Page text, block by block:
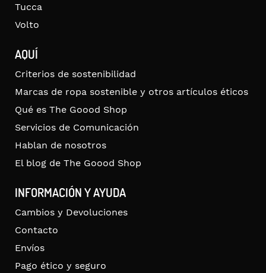
Tucca
Volto
AQUÍ
Criterios de sostenibilidad
Marcas de ropa sostenible y otros artículos éticos
Qué es The Goood Shop
Servicios de Comunicación
Hablan de nosotros
El blog de The Goood Shop
INFORMACIÓN Y AYUDA
Cambios y Devoluciones
Contacto
Envíos
Pago ético y seguro